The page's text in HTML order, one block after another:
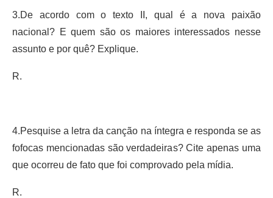
3.De acordo com o texto II, qual é a nova paixão
nacional? E quem são os maiores interessados nesse
assunto e por quê? Explique.
R.
4.Pesquise a letra da canção na íntegra e responda se as
fofocas mencionadas são verdadeiras? Cite apenas uma
que ocorreu de fato que foi comprovado pela mídia.
R.